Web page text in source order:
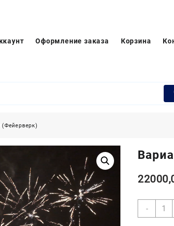
Оформление заказа Корзина
(Фейерверк)
-